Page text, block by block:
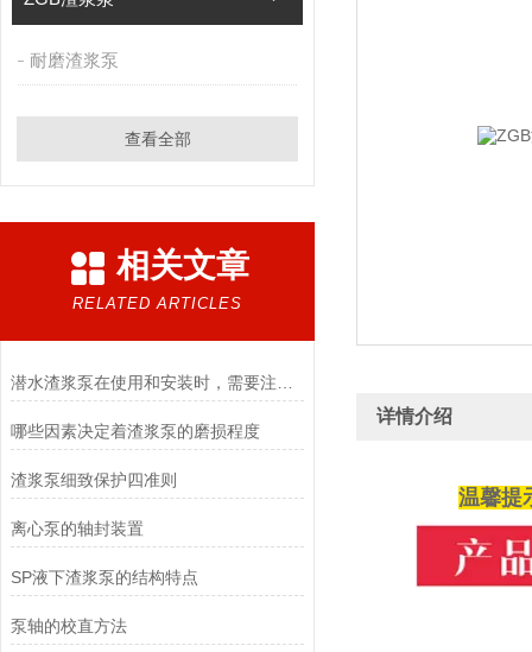
耐磨渣浆泵
查看全部
相关文章
RELATED ARTICLES
哪些因素决定着渣浆泵的磨损程度
渣浆泵细致保护四准则
离心泵的轴封装置
SP液下渣浆泵的结构特点
泵轴的校直方法
详情介绍
温馨提